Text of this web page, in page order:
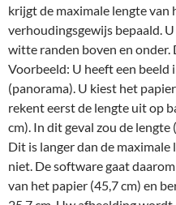
krijgt de maximale lengte
verhoudingsgewijs bepaald.
witte randen boven en onder.
Voorbeeld: U heeft een beeld
(panorama). U kiest het
rekent eerst de lengte uit op
cm). In dit geval zou de
Dit is langer dan de
niet. De software gaat
van het papier (45,7 cm) en